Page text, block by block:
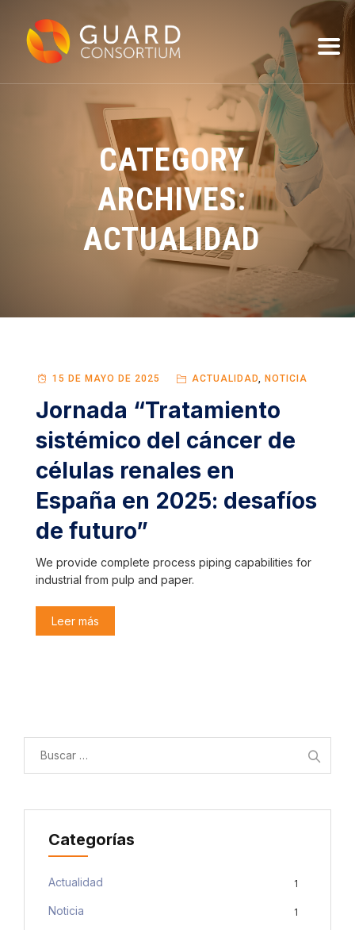
CATEGORY
ARCHIVES:
ACTUALIDAD
15 DE MAYO DE 2025 ACTUALIDAD, NOTICIA
Jornada “Tratamiento
sistémico del cáncer de
células renales en
España en 2025: desafíos
de futuro”
We provide complete process piping capabilities for
industrial from pulp and paper.
Leer más
Categorías
Actualidad 1
Noticia 1